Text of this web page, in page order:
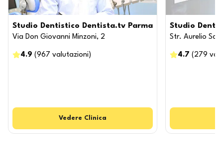
Studio Dentistico Dentista.tv Parma
Via Don Giovanni Minzoni, 2
4.9 (967 valutazioni )
Vedere Clinica
Studio
Str. Aurelio
4.7 ( 279